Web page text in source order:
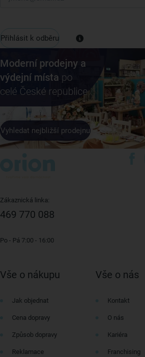
Přihlásit k odběru
Moderní prodejny a
výdejní místa po
celé České republice
Vyhledat nejbližší prodejnu
Zákaznická linka:
469 770 088
Po - Pá 7:00 - 16:00
Vše o nákupu
Jak objednat
Cena dopravy
Způsob dopravy
Reklamace
Vše o nás
Kontakt
O nás
Kariéra
Franchising